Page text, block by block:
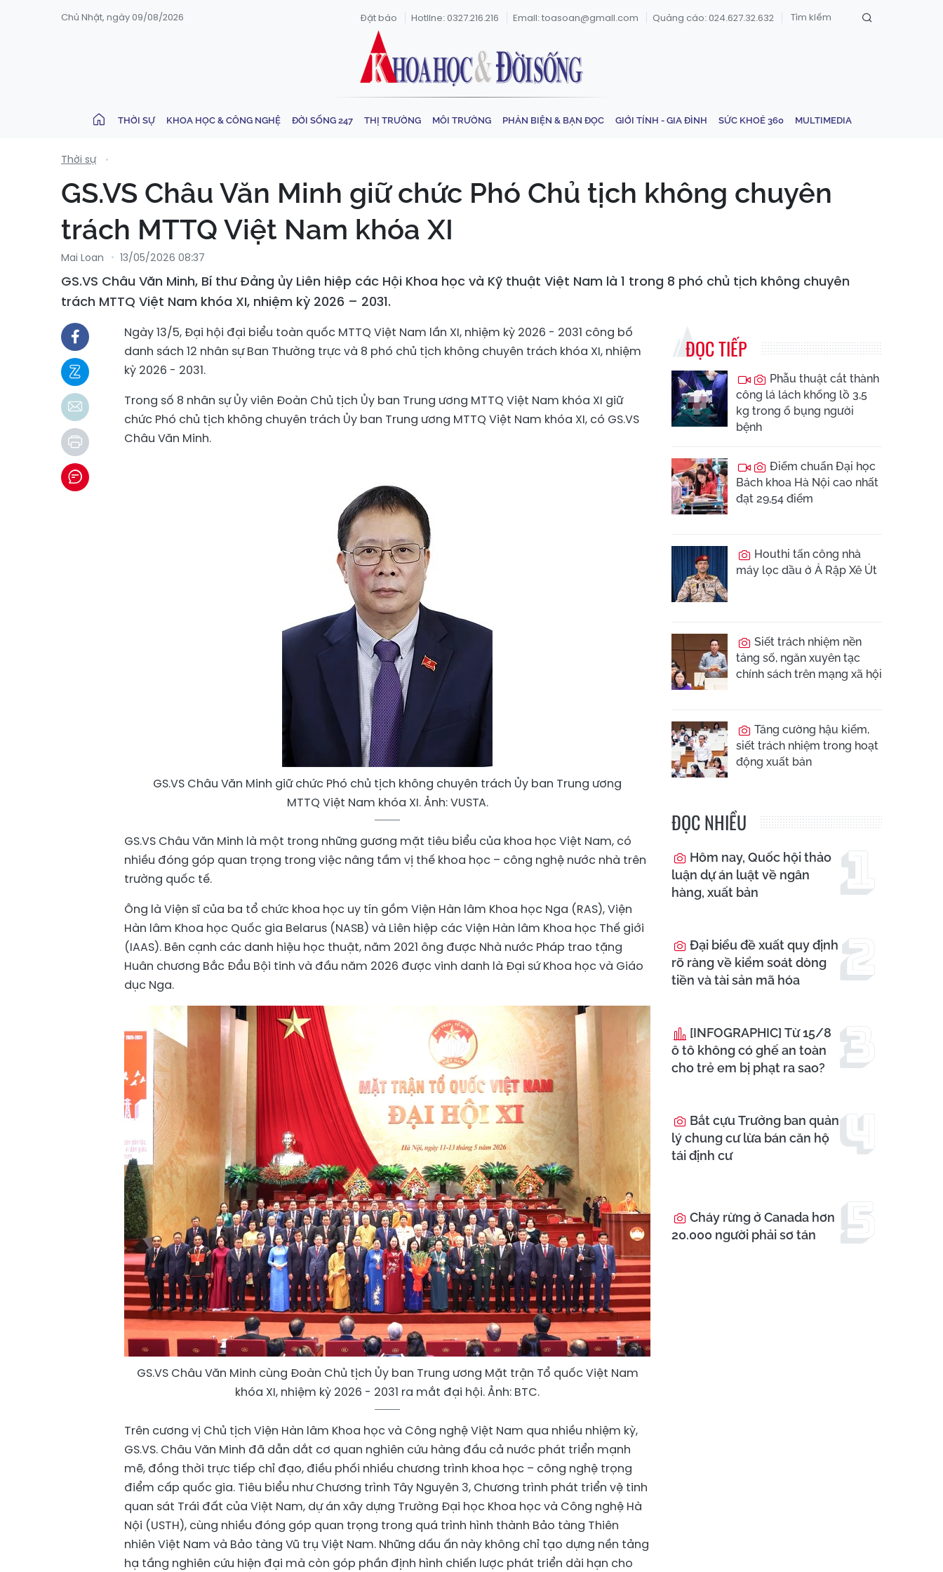
Chủ Nhật, ngày 09/08/2026 Đặt báo Hotline: 0327.216.216 Email: toasoan@gmail.com Quảng cáo: 024.627.32.632
THỜI SỰ KHOA HỌC & CÔNG NGHỆ ĐỜI SỐNG 247 THỊ TRƯỜNG MÔI TRƯỜNG PHẢN BIỆN & BẠN ĐỌC GIỚI TÍNH - GIA ĐÌNH SỨC KHOẺ 360 MULTIMEDIA
Thời sự
GS.VS Châu Văn Minh giữ chức Phó Chủ tịch không chuyên
trách MTTQ Việt Nam khóa XI
Mai Loan 13/05/2026 08:37
GS.VS Châu Văn Minh, Bí thư Đảng ủy Liên hiệp các Hội Khoa học và Kỹ thuật Việt Nam là 1 trong 8 phó chủ tịch không chuyên
trách MTTQ Việt Nam khóa XI, nhiệm kỳ 2026 – 2031.
Ngày 13/5, Đại hội đại biểu toàn quốc MTTQ Việt Nam lần XI, nhiệm kỳ 2026 - 2031 công bố
danh sách 12 nhân sự Ban Thường trực và 8 phó chủ tịch không chuyên trách khóa XI, nhiệm
kỳ 2026 - 2031.
Trong số 8 nhân sự Ủy viên Đoàn Chủ tịch Ủy ban Trung ương MTTQ Việt Nam khóa XI giữ
chức Phó chủ tịch không chuyên trách Ủy ban Trung ương MTTQ Việt Nam khóa XI, có GS.VS
Châu Văn Minh.
GS.VS Châu Văn Minh giữ chức Phó chủ tịch không chuyên trách Ủy ban Trung ương
MTTQ Việt Nam khóa XI. Ảnh: VUSTA.
GS.VS Châu Văn Minh là một trong những gương mặt tiêu biểu của khoa học Việt Nam, có
nhiều đóng góp quan trọng trong việc nâng tầm vị thế khoa học – công nghệ nước nhà trên
trường quốc tế.
Ông là Viện sĩ của ba tổ chức khoa học uy tín gồm Viện Hàn lâm Khoa học Nga (RAS), Viện
Hàn lâm Khoa học Quốc gia Belarus (NASB) và Liên hiệp các Viện Hàn lâm Khoa học Thế giới
(IAAS). Bên cạnh các danh hiệu học thuật, năm 2021 ông được Nhà nước Pháp trao tặng
Huân chương Bắc Đẩu Bội tinh và đầu năm 2026 được vinh danh là Đại sứ Khoa học và Giáo
dục Nga.
GS.VS Châu Văn Minh cùng Đoàn Chủ tịch Ủy ban Trung ương Mặt trận Tổ quốc Việt Nam
khóa XI, nhiệm kỳ 2026 - 2031 ra mắt đại hội. Ảnh: BTC.
Trên cương vị Chủ tịch Viện Hàn lâm Khoa học và Công nghệ Việt Nam qua nhiều nhiệm kỳ,
GS.VS. Châu Văn Minh đã dẫn dắt cơ quan nghiên cứu hàng đầu cả nước phát triển mạnh
mẽ, đồng thời trực tiếp chỉ đạo, điều phối nhiều chương trình khoa học – công nghệ trọng
điểm cấp quốc gia. Tiêu biểu như Chương trình Tây Nguyên 3, Chương trình phát triển vệ tinh
quan sát Trái đất của Việt Nam, dự án xây dựng Trường Đại học Khoa học và Công nghệ Hà
Nội (USTH), cùng nhiều đóng góp quan trọng trong quá trình hình thành Bảo tàng Thiên
nhiên Việt Nam và Bảo tàng Vũ trụ Việt Nam. Những dấu ấn này không chỉ tạo dựng nền tảng
hạ tầng nghiên cứu hiện đại mà còn góp phần định hình chiến lược phát triển dài hạn cho
ĐỌC TIẾP
Phẫu thuật cắt thành
công lá lách khổng lồ 3,5
kg trong ổ bụng người
bệnh
Điểm chuẩn Đại học
Bách khoa Hà Nội cao nhất
đạt 29,54 điểm
Houthi tấn công nhà
máy lọc dầu ở Ả Rập Xê Út
Siết trách nhiệm nền
tảng số, ngăn xuyên tạc
chính sách trên mạng xã hội
Tăng cường hậu kiểm,
siết trách nhiệm trong hoạt
động xuất bản
ĐỌC NHIỀU
Hôm nay, Quốc hội thảo
luận dự án luật về ngân
hàng, xuất bản
Đại biểu đề xuất quy định
rõ ràng về kiểm soát dòng
tiền và tài sản mã hóa
[INFOGRAPHIC] Từ 15/8
ô tô không có ghế an toàn
cho trẻ em bị phạt ra sao?
Bắt cựu Trưởng ban quản
lý chung cư lừa bán căn hộ
tái định cư
Cháy rừng ở Canada hơn
20.000 người phải sơ tán